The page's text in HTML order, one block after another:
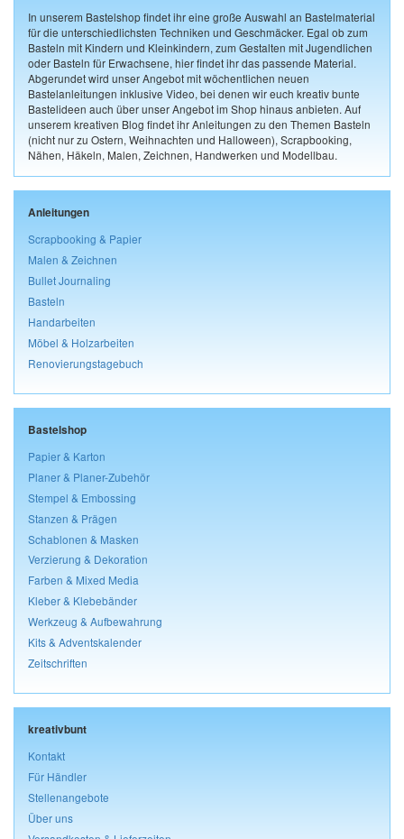
In unserem Bastelshop findet ihr eine große Auswahl an Bastelmaterial
für die unterschiedlichsten Techniken und Geschmäcker. Egal ob zum
Basteln mit Kindern und Kleinkindern, zum Gestalten mit Jugendlichen
oder Basteln für Erwachsene, hier findet ihr das passende Material.
Abgerundet wird unser Angebot mit wöchentlichen neuen
Bastelanleitungen inklusive Video, bei denen wir euch kreativ bunte
Bastelideen auch über unser Angebot im Shop hinaus anbieten. Auf
unserem kreativen Blog findet ihr Anleitungen zu den Themen Basteln
(nicht nur zu Ostern, Weihnachten und Halloween), Scrapbooking,
Nähen, Häkeln, Malen, Zeichnen, Handwerken und Modellbau.
Anleitungen
Scrapbooking & Papier
Malen & Zeichnen
Bullet Journaling
Basteln
Handarbeiten
Möbel & Holzarbeiten
Renovierungstagebuch
Bastelshop
Papier & Karton
Planer & Planer-Zubehör
Stempel & Embossing
Stanzen & Prägen
Schablonen & Masken
Verzierung & Dekoration
Farben & Mixed Media
Kleber & Klebebänder
Werkzeug & Aufbewahrung
Kits & Adventskalender
Zeitschriften
kreativbunt
Kontakt
Für Händler
Stellenangebote
Über uns